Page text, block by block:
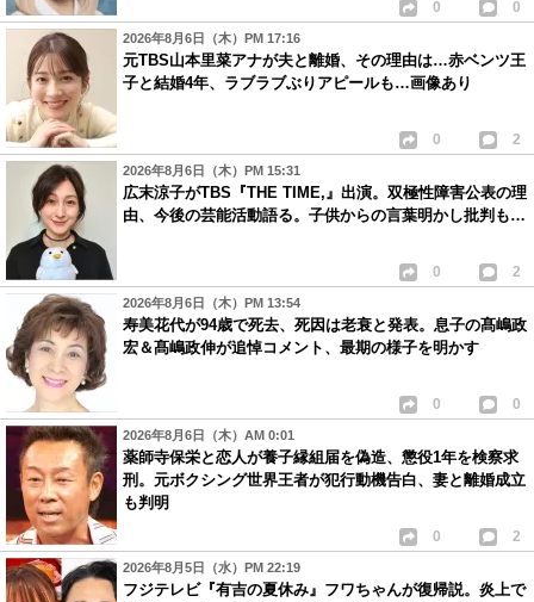
0 0
2026年8月6日（木）PM 17:16
元TBS山本里菜アナが夫と離婚、その理由は…赤ベンツ王
子と結婚4年、ラブラブぶりアピールも…画像あり
0 2
2026年8月6日（木）PM 15:31
広末涼子がTBS『THE TIME,』出演。双極性障害公表の理
由、今後の芸能活動語る。子供からの言葉明かし批判も…
0 2
2026年8月6日（木）PM 13:54
寿美花代が94歳で死去、死因は老衰と発表。息子の髙嶋政
宏＆髙嶋政伸が追悼コメント、最期の様子を明かす
0 0
2026年8月6日（木）AM 0:01
薬師寺保栄と恋人が養子縁組届を偽造、懲役1年を検察求
刑。元ボクシング世界王者が犯行動機告白、妻と離婚成立
も判明
0 2
2026年8月5日（水）PM 22:19
フジテレビ『有吉の夏休み』フワちゃんが復帰説。炎上で